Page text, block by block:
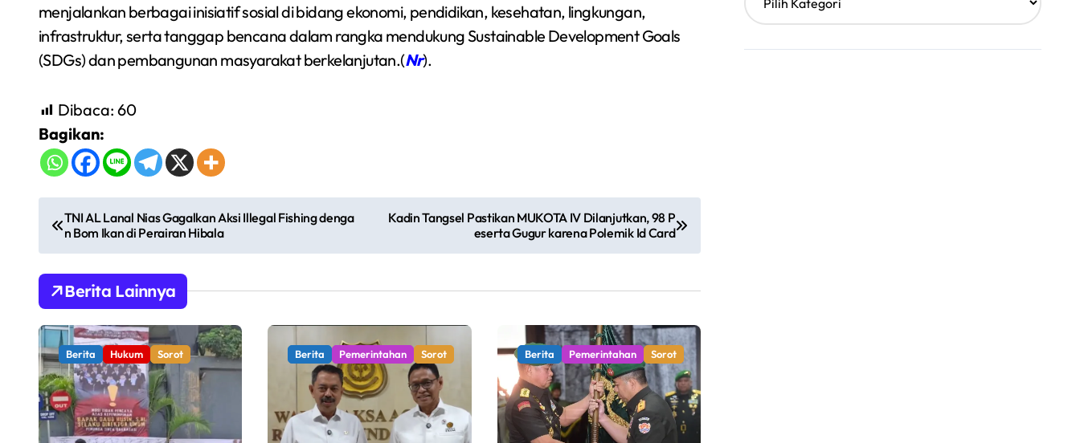
menjalankan berbagai inisiatif sosial di bidang ekonomi, pendidikan, kesehatan, lingkungan,
infrastruktur, serta tanggap bencana dalam rangka mendukung Sustainable Development Goals
(SDGs) dan pembangunan masyarakat berkelanjutan.(Nr).
Dibaca: 60
Bagikan:
N
a
v
i
g
a
s
TNI AL Lanal Nias Gagalkan Aksi Illegal Fishing denga
n Bom Ikan di Perairan Hibala
Kadin Tangsel Pastikan MUKOTA IV Dilanjutkan, 98 P
eserta Gugur karena Polemik Id Card
Berita Lainnya
Berita Hukum Sorot Berita Pemerintahan Sorot Berita Pemerintahan Sorot